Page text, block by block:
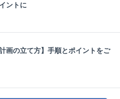
ントに
計画の立て方】手順とポイントをご